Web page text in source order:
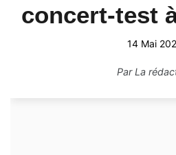
concert-test
14 Mai
ParLa